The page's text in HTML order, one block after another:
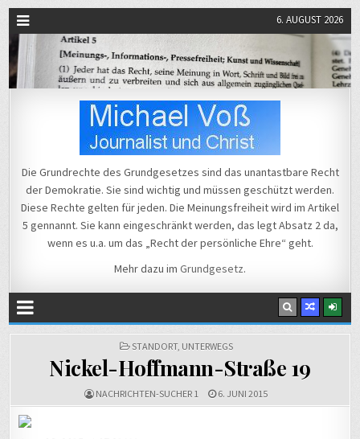
6. AUGUST 2026
Michael Voß
Die Grundrechte des Grundgesetzes sind das unantastbare Recht
der Demokratie. Sie sind wichtig und müssen geschützt werden.
Diese Rechte gelten für jeden. Die Meinungsfreiheit wird im Artikel
5 gennannt. Sie kann eingeschränkt werden, das legt Absatz 2 da,
wenn es u.a. um das „Recht der persönliche Ehre“ geht.
Mehr dazu im Grundgesetz.
POSTED
STANDORT, UNTERWEGS
Nickel-Hoffmann-Straße 19
NACHRICHTEN-SUCHER 1 6. JUNI 2015